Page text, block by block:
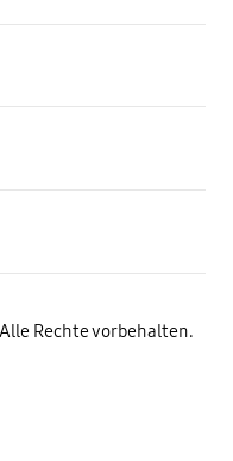
Rechte vorbehalten.